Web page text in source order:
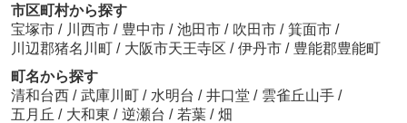
市区町村から探す
宝塚市 / 川西市 / 豊中市 / 池田市 / 吹田市 / 箕面市 /
川辺郡猪名川町 / 大阪市天王寺区 / 伊丹市 / 豊能郡豊能町
町名から探す
清和台西 / 武庫川町 / 水明台 / 井口堂 / 雲雀丘山手 /
五月丘 / 大和東 / 逆瀬台 / 若葉 / 畑